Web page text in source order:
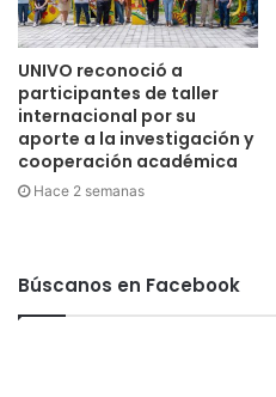
UNIVO reconoció a
participantes de taller
internacional por su
aporte a la investigación y
cooperación académica
Hace 2 semanas
Búscanos en Facebook